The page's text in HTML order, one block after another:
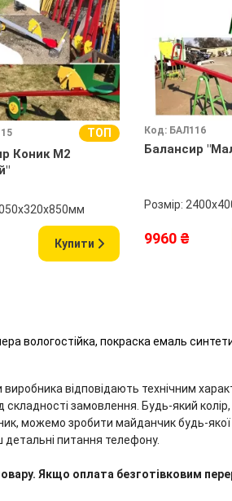
ТОП
Коник М2
Купити
Код: БАЛ116
Балансир
Розмір:
9960 ₴
вологостійка, покраска емаль
виробника відповідають технічним
складності замовлення. Будь-який
можемо зробити майданчик будь-
питання телефону.
Якщо оплата безготівковим